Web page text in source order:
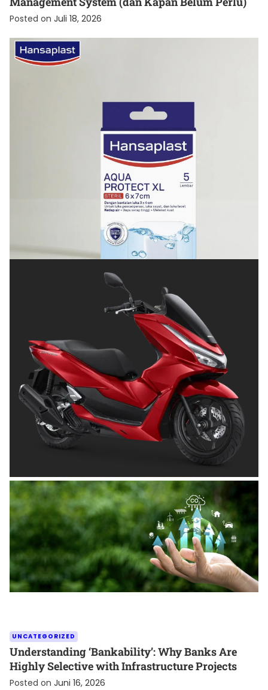
Posted on Juli 18, 2026
Cara Menjaga Luka agar Cepat Kering dan Tetap
OTOMOTIF
Tips Memilih Helm yang Tepat untuk
Pengendara Motor agar Aman dan Nyaman
UNCATEGORIZED
Understanding ‘Bankability’: Why Banks Are
Highly Selective with Infrastructure Projects
Posted on Juni 16, 2026